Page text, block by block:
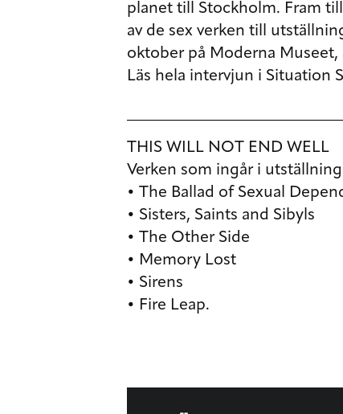
planet till Stockholm. Fram
av de sex verken till
oktober på Moderna Museet,
Läs hela intervjun i Situation
THIS WILL NOT END WELL
Verken som ingår i
• The Ballad of Sexual
• Sisters, Saints and Sibyls
• The Other Side
• Memory Lost
• Sirens
• Fire Leap.